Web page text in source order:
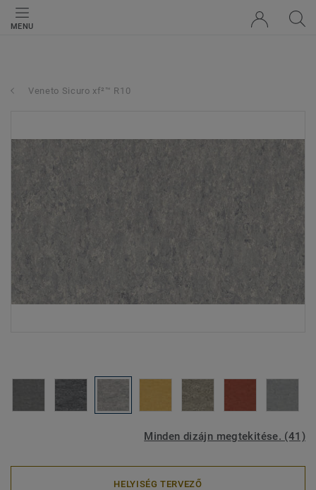
MENU
Veneto Sicuro xf²™ R10
Minden dizájn megtekitése. (41)
HELYISÉG TERVEZŐ